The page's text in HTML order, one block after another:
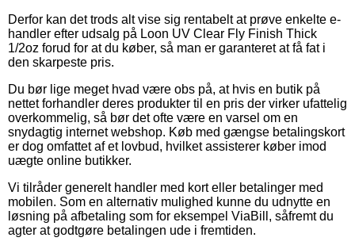
Derfor kan det trods alt vise sig rentabelt at prøve enkelte e-
handler efter udsalg på Loon UV Clear Fly Finish Thick
1/2oz forud for at du køber, så man er garanteret at få fat i
den skarpeste pris.
Du bør lige meget hvad være obs på, at hvis en butik på
nettet forhandler deres produkter til en pris der virker ufattelig
overkommelig, så bør det ofte være en varsel om en
snydagtig internet webshop. Køb med gængse betalingskort
er dog omfattet af et lovbud, hvilket assisterer køber imod
uægte online butikker.
Vi tilråder generelt handler med kort eller betalinger med
mobilen. Som en alternativ mulighed kunne du udnytte en
løsning på afbetaling som for eksempel ViaBill, såfremt du
agter at godtgøre betalingen ude i fremtiden.